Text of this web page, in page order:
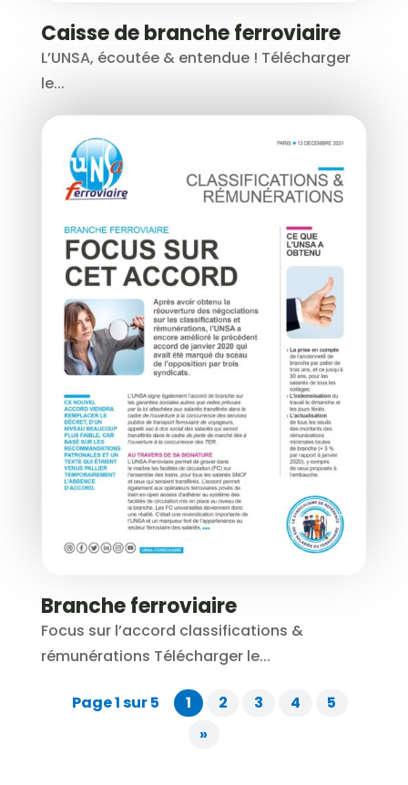
Caisse de branche ferroviaire
L’UNSA, écoutée & entendue ! Télécharger
le...
Branche ferroviaire
Focus sur l’accord classifications &
rémunérations Télécharger le...
Page 1 sur 5 1 2 3 4
5
»